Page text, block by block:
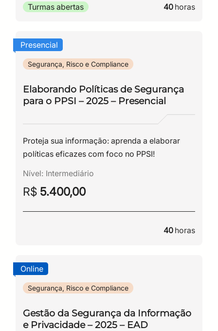
Turmas abertas 40 horas
Presencial
Segurança, Risco e Compliance
Elaborando Políticas de Segurança
para o PPSI – 2025 – Presencial
Proteja sua informação: aprenda a elaborar
políticas eficazes com foco no PPSI!
Nível: Intermediário
R$ 5.400,00
40 horas
Online
Segurança, Risco e Compliance
Gestão da Segurança da Informação
e Privacidade – 2025 – EAD